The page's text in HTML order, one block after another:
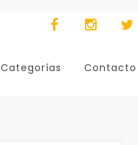
Categorías Contacto